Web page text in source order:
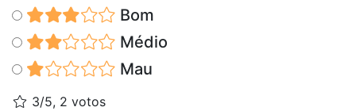
Bom
Médio
Mau
3/5, 2 votos